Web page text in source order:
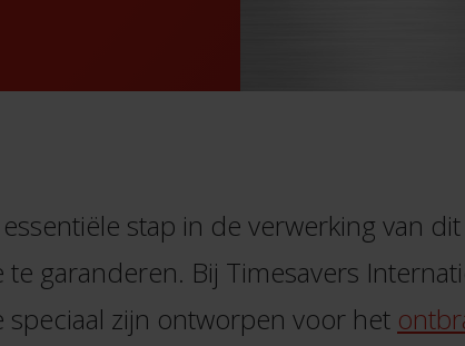
stap in de verwerking van
garanderen. Bij Timesavers
zijn ontworpen voor het